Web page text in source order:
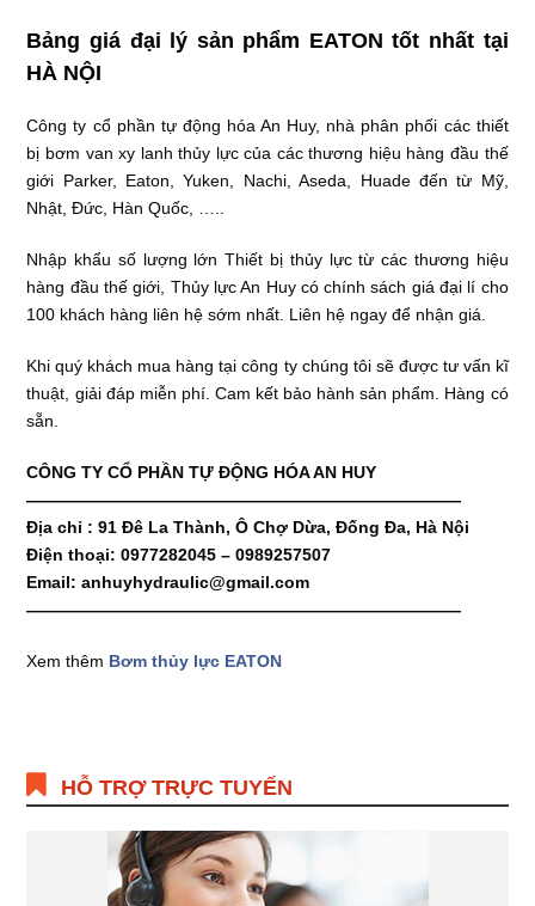
Bảng giá đại lý sản phẩm EATON tốt nhất tại
HÀ NỘI
Công ty cổ phần tự động hóa An Huy, nhà phân phối các thiết
bị bơm van xy lanh thủy lực của các thương hiệu hàng đầu thế
giới Parker, Eaton, Yuken, Nachi, Aseda, Huade đến từ Mỹ,
Nhật, Đức, Hàn Quốc, …..
Nhập khẩu số lượng lớn Thiết bị thủy lực từ các thương hiệu
hàng đầu thế giới, Thủy lực An Huy có chính sách giá đại lí cho
100 khách hàng liên hệ sớm nhất. Liên hệ ngay để nhận giá.
Khi quý khách mua hàng tại công ty chúng tôi sẽ được tư vấn kĩ
thuật, giải đáp miễn phí. Cam kết bảo hành sản phẩm. Hàng có
sẵn.
CÔNG TY CỔ PHẦN TỰ ĐỘNG HÓA AN HUY
——————————————————————————
Địa chỉ : 91 Đê La Thành, Ô Chợ Dừa, Đống Đa, Hà Nội
Điện thoại: 0977282045 – 0989257507
Email: anhuyhydraulic@gmail.com
——————————————————————————
Xem thêm Bơm thủy lực EATON
HỖ TRỢ TRỰC TUYẾN